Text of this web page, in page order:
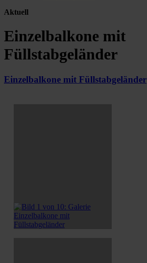
Aktuell
Einzelbalkone mit
Füllstabgeländer
Einzelbalkone mit Füllstabgeländer